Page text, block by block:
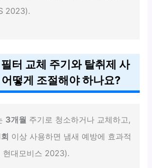
2023).
터 교체 주기와 탈취제 사
떻게 조절해야 하나요?
3개월 주기로 청소하거나 교체하고,
이상 사용하면 냄새 예방에 효과적
현대모비스 2023).